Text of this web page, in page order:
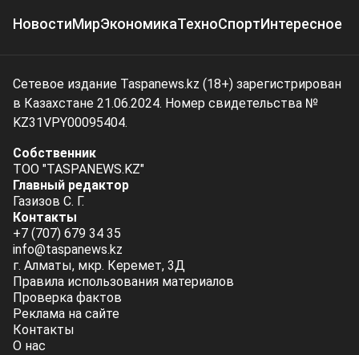
НовостиМирЭкономикаТехноСпортИнтересное
Сетевое издание Taspanews.kz (18+) зарегистрирован
в Казахстане 21.06.2024. Номер свидетельства №
KZ31VPY00095404.
Собственник
ТОО "TASPANEWS.KZ"
Главный редактор
Газизов С. Г.
Контакты
+7 (707) 679 34 35
info@taspanews.kz
г. Алматы, мкр. Керемет, 3Д
Правила использования материалов
Проверка фактов
Реклама на сайте
Контакты
О нас